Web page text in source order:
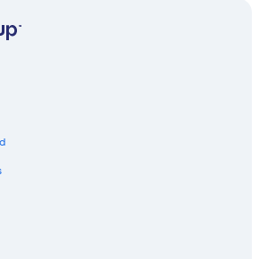
Cabildo
Avenida 9 de Julio
Microcentro
Almagro
de Aeroparque Jorge Newbery
Caballito